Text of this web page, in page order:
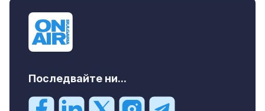
Последвайте ни...